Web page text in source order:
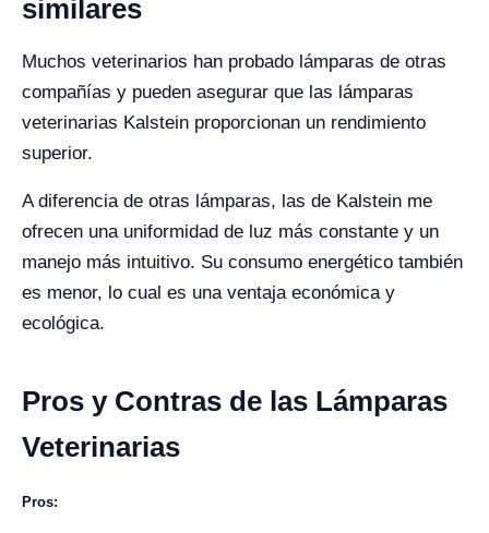
similares
Muchos veterinarios han probado lámparas de otras
compañías y pueden asegurar que las lámparas
veterinarias Kalstein proporcionan un rendimiento
superior.
A diferencia de otras lámparas, las de Kalstein me
ofrecen una uniformidad de luz más constante y un
manejo más intuitivo. Su consumo energético también
es menor, lo cual es una ventaja económica y
ecológica.
Pros y Contras de las Lámparas
Veterinarias
Pros: